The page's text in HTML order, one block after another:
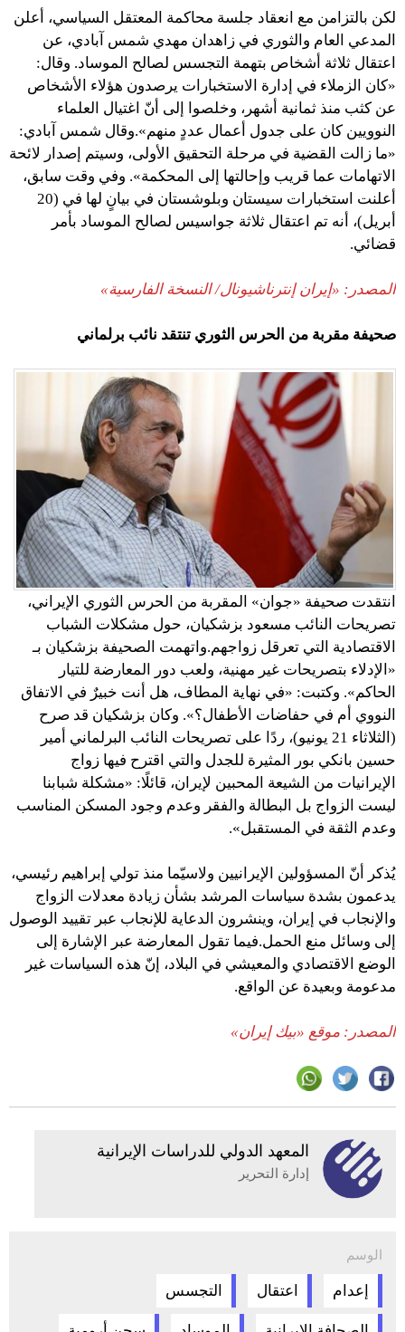
لكن بالتزامن مع انعقاد جلسة محاكمة المعتقل السياسي، أعلن
المدعي العام والثوري في زاهدان مهدي شمس آبادي، عن
اعتقال ثلاثة أشخاص بتهمة التجسس لصالح الموساد. وقال:
«كان الزملاء في إدارة الاستخبارات يرصدون هؤلاء الأشخاص
عن كثب منذ ثمانية أشهر، وخلصوا إلى أنّ اغتيال العلماء
النوويين كان على جدول أعمال عددٍ منهم».وقال شمس آبادي:
«ما زالت القضية في مرحلة التحقيق الأولى، وسيتم إصدار لائحة
الاتهامات عما قريب وإحالتها إلى المحكمة». وفي وقت سابق،
أعلنت استخبارات سيستان وبلوشستان في بيانٍ لها في (20
أبريل)، أنه تم اعتقال ثلاثة جواسيس لصالح الموساد بأمر
قضائي.
المصدر: «إيران إنترناشيونال/ النسخة الفارسية»
صحيفة مقربة من الحرس الثوري تنتقد نائب برلماني
انتقدت صحيفة «جوان» المقربة من الحرس الثوري الإيراني،
تصريحات النائب مسعود بزشكيان، حول مشكلات الشباب
الاقتصادية التي تعرقل زواجهم.واتهمت الصحيفة بزشكيان بـ
«الإدلاء بتصريحات غير مهنية، ولعب دور المعارضة للتيار
الحاكم». وكتبت: «في نهاية المطاف، هل أنت خبيرٌ في الاتفاق
النووي أم في حفاضات الأطفال؟». وكان بزشكيان قد صرح
(الثلاثاء 21 يونيو)، ردًا على تصريحات النائب البرلماني أمير
حسين بانكي بور المثيرة للجدل والتي اقترح فيها زواج
الإيرانيات من الشيعة المحبين لإيران، قائلًا: «مشكلة شبابنا
ليست الزواج بل البطالة والفقر وعدم وجود المسكن المناسب
وعدم الثقة في المستقبل».
يُذكر أنّ المسؤولين الإيرانيين ولاسيّما منذ تولي إبراهيم رئيسي،
يدعمون بشدة سياسات المرشد بشأن زيادة معدلات الزواج
والإنجاب في إيران، وينشرون الدعاية للإنجاب عبر تقييد الوصول
إلى وسائل منع الحمل.فيما تقول المعارضة عبر الإشارة إلى
الوضع الاقتصادي والمعيشي في البلاد، إنّ هذه السياسات غير
مدعومة وبعيدة عن الواقع.
المصدر: موقع «بيك إيران»
المعهد الدولي للدراسات الإيرانية
إدارة التحرير
الوسم
إعدام اعتقال التجسس